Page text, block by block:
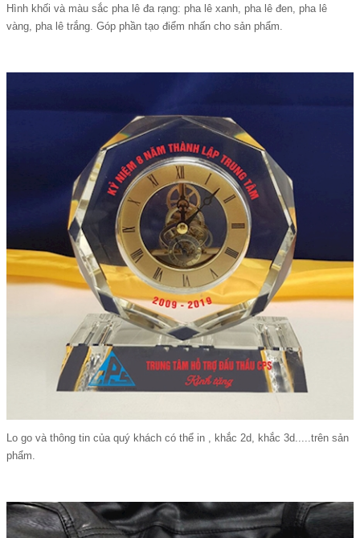
Hình khối và màu sắc pha lê đa rạng: pha lê xanh, pha lê đen, pha lê
vàng, pha lê trắng. Góp phần tạo điểm nhấn cho sản phẩm.
Lo go và thông tin của quý khách có thể in , khắc 2d, khắc 3d.....trên sản
phẩm.